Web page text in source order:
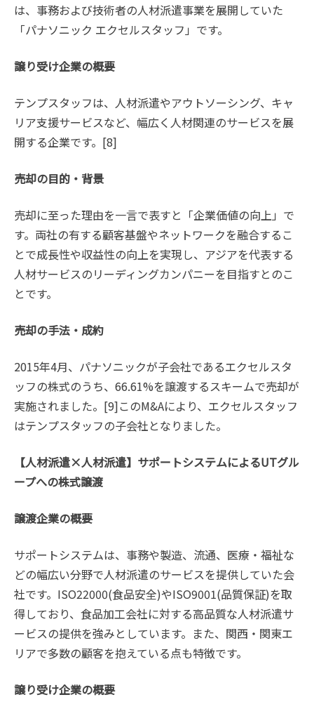
は、事務および技術者の人材派遣事業を展開していた
「パナソニック エクセルスタッフ」です。
譲り受け企業の概要
テンプスタッフは、人材派遣やアウトソーシング、キャ
リア支援サービスなど、幅広く人材関連のサービスを展
開する企業です。[8]
売却の目的・背景
売却に至った理由を一言で表すと「企業価値の向上」で
す。両社の有する顧客基盤やネットワークを融合するこ
とで成長性や収益性の向上を実現し、アジアを代表する
人材サービスのリーディングカンパニーを目指すとのこ
とです。
売却の手法・成約
2015年4月、パナソニックが子会社であるエクセルスタ
ッフの株式のうち、66.61%を譲渡するスキームで売却が
実施されました。[9]このM&Aにより、エクセルスタッフ
はテンプスタッフの子会社となりました。
【人材派遣×人材派遣】サポートシステムによるUTグル
ープへの株式譲渡
譲渡企業の概要
サポートシステムは、事務や製造、流通、医療・福祉な
どの幅広い分野で人材派遣のサービスを提供していた会
社です。ISO22000(食品安全)やISO9001(品質保証)を取
得しており、食品加工会社に対する高品質な人材派遣サ
ービスの提供を強みとしています。また、関西・関東エ
リアで多数の顧客を抱えている点も特徴です。
譲り受け企業の概要